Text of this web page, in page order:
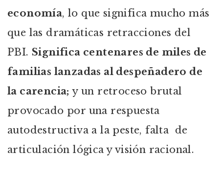
economía, lo que significa mucho más
que las dramáticas retracciones del
PBI. Significa centenares de miles de
familias lanzadas al despeñadero de
la carencia; y un retroceso brutal
provocado por una respuesta
autodestructiva a la peste, falta de
articulación lógica y visión racional.